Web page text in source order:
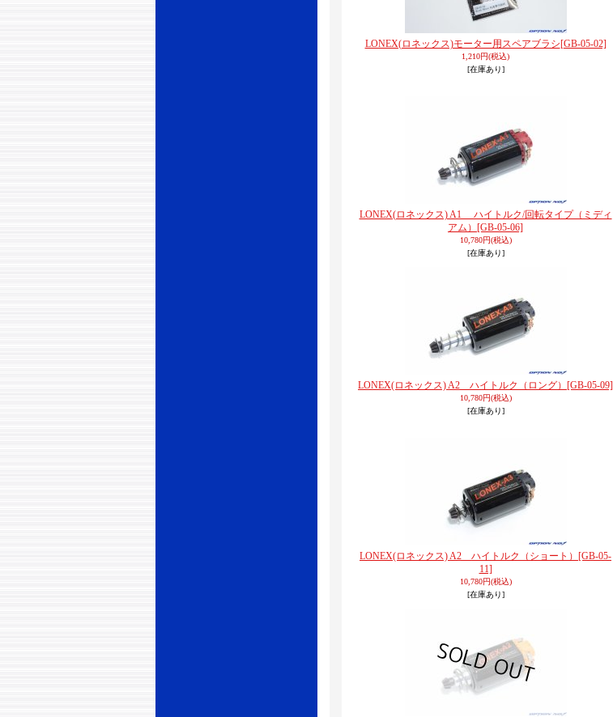
LONEX(ロネックス)モーター用スペアブラシ[GB-05-02]
1,210円(税込)
[在庫あり]
LONEX(ロネックス) A1 ハイトルク/回転タイプ（ミディ
アム） [GB-05-06]
10,780円(税込)
[在庫あり]
LONEX(ロネックス) A2 ハイトルク（ロング） [GB-05-09]
10,780円(税込)
[在庫あり]
LONEX(ロネックス) A2 ハイトルク（ショート） [GB-05-
11]
10,780円(税込)
[在庫あり]